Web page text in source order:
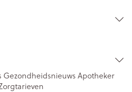
Gezondheidsnieuws Apotheker